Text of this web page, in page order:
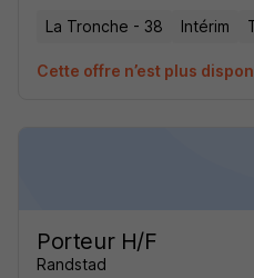
La Tronche - 38 Intérim
Cette offre n’est plus
Porteur H/F
Randstad